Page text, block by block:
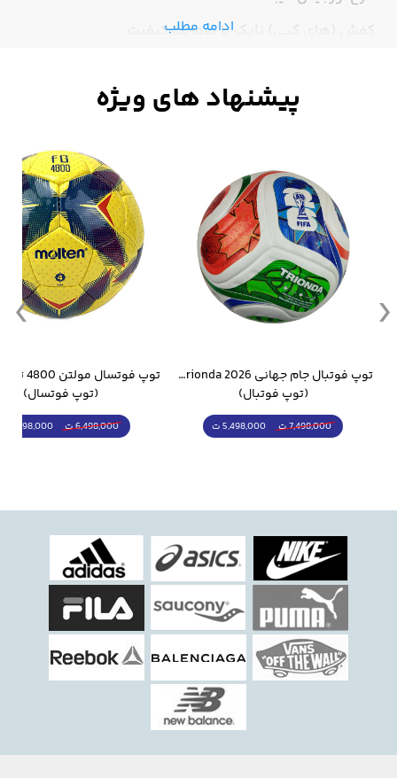
کفش (های کپی) نایک با ضمانت کیفیت
ادامه مطلب
توپ فوتبال جام جهانی 2026 Trionda مشابه اورجینال
(توپ فوتبال)
7,498,000 ت 5,498,000 ت
(توپ فوتسال)
6,498,000 ت 5,298,000 ت